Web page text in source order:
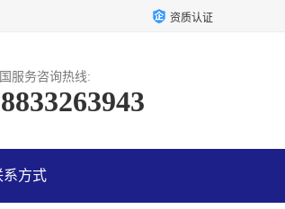
资质认证
服务咨询热线:
系方式